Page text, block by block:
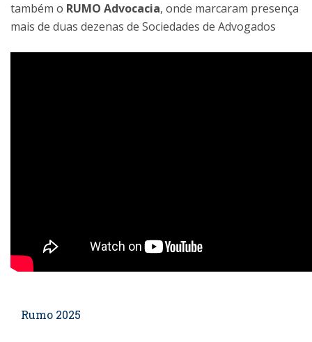
também o RUMO Advocacia, onde marcaram presença
mais de duas dezenas de Sociedades de Advogados
Rumo 2025